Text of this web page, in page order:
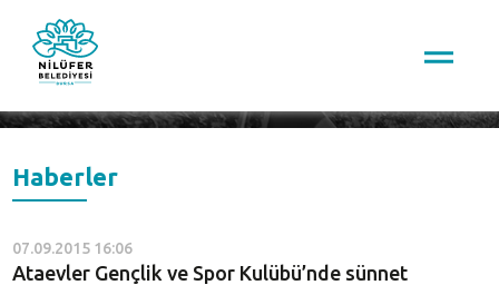
Haberler
07.09.2015 16:06
Ataevler Gençlik ve Spor Kulübü’nde sünnet